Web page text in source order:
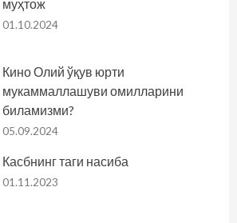
муҳтож
01.10.2024
Кино Олий ўқув юрти
мукаммаллашуви омилларини
биламизми?
05.09.2024
Касбнинг таги насиба
01.11.2023